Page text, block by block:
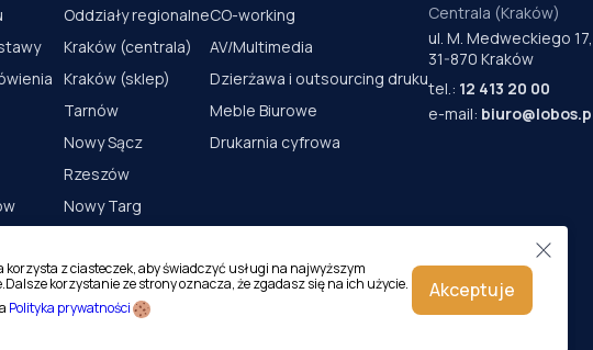
Oddziały regionalne
Kraków (centrala)
Kraków (sklep)
Tarnów
Nowy Sącz
Rzeszów
Nowy Targ
Katowice
Magazyn Kraków
CO-working
AV/Multimedia
Dzierżawa i outsourcing druku
Meble Biurowe
Drukarnia cyfrowa
Centrala (Kraków)
ul. M. Medweckiego 17,
31-870 Kraków
tel.: 12 413 20 00
e-mail: biuro@lobos.pl
korzysta z ciasteczek, aby świadczyć usługi na najwyższym
korzystanie ze strony oznacza, że zgadasz się na ich użycie.
Polityka prywatności
Akceptuje